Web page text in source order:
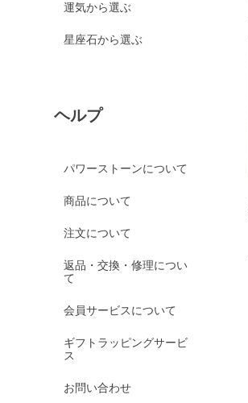
運気から選ぶ
星座石から選ぶ
ヘルプ
パワーストーンについて
商品について
注文について
返品・交換・修理につい
て
会員サービスについて
ギフトラッピングサービ
ス
お問い合わせ